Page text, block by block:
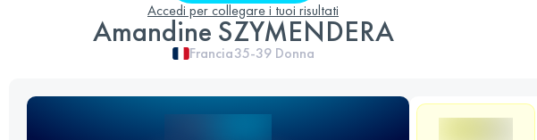
Accedi per collegare i tuoi risultati
Amandine SZYMENDERA
Francia35-39 Donna